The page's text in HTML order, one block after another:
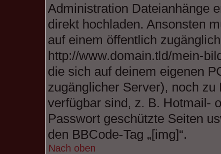
Administration Dateianhänge
direkt hochladen. Ansonsten
auf einem öffentlich
http://www.domain.tld/mein-
die sich auf deinem eigenen
zugänglicher Server), noch
verfügbar sind, z. B. Hotmail-
Passwort geschützte Seiten
den BBCode-Tag „[img]“.
Nach oben